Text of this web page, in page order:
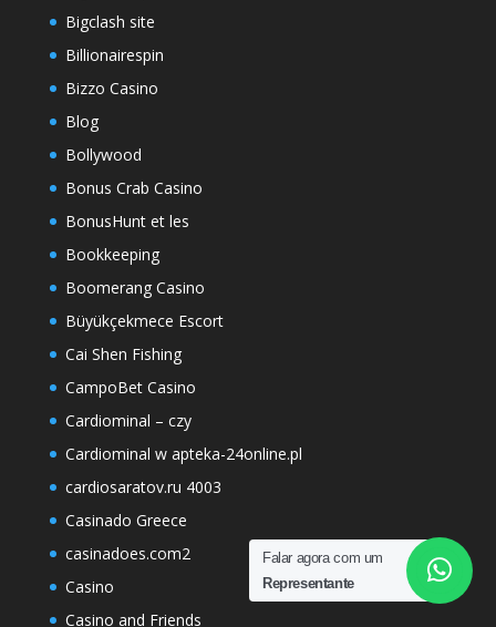
Falar agora com um
Representante
Bigclash site
Billionairespin
Bizzo Casino
Blog
Bollywood
Bonus Crab Casino
BonusHunt et les
Bookkeeping
Boomerang Casino
Büyükçekmece Escort
Cai Shen Fishing
CampoBet Casino
Cardiominal – czy
Cardiominal w apteka-24online.pl
cardiosaratov.ru 4003
Casinado Greece
casinadoes.com2
Casino
Casino and Friends